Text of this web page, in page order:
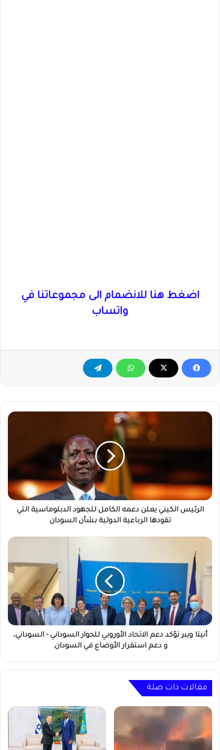
اضغط هنا للانضمام الى مجموعاتنا في
واتساب
الرئيس
دعمه
التي
تقودها
الرباعية
السودان
الرئيس الكيني يعلن دعمه الكامل للجهود الدبلوماسية التي
تقودها الرباعية الدولية بشأن السودان
أنيتا
دعم
الأوروبي
للحوار
السوداني
-
السوداني،
في
السودان.
أنيتا ويبر تؤكد دعم الاتحاد الأوروبي للحوار السوداني - السوداني،
و دعم استقرار الأوضاع في السودان.
مقالات ذات صلة